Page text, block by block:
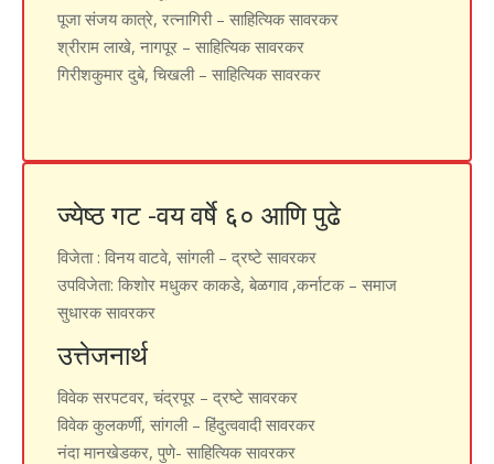
पूजा संजय कात्रे, रत्नागिरी – साहित्यिक सावरकर
श्रीराम लाखे, नागपूर – साहित्यिक सावरकर
गिरीशकुमार दुबे, चिखली – साहित्यिक सावरकर
ज्येष्ठ गट -वय वर्षे ६० आणि पुढे
विजेता : विनय वाटवे, सांगली – द्रष्टे सावरकर
उपविजेता: किशोर मधुकर काकडे, बेळगाव ,कर्नाटक – समाज
सुधारक सावरकर
उत्तेजनार्थ
विवेक सरपटवर, चंद्रपूर – द्रष्टे सावरकर
विवेक कुलकर्णी, सांगली – हिंदुत्ववादी सावरकर
नंदा मानखेडकर, पुणे- साहित्यिक सावरकर